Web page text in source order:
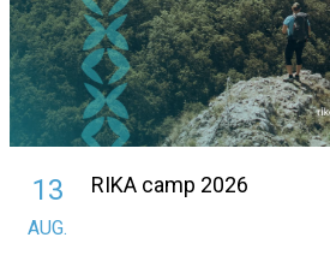
13
AUG.
RIKA camp 2026